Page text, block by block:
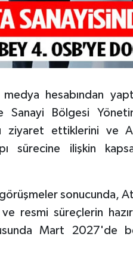
hesabından
Sanayi Bölgesi
ziyaret ettiklerini ve
sürecine ilişkin
sonucunda,
resmi süreçlerin
Mart 2027'de